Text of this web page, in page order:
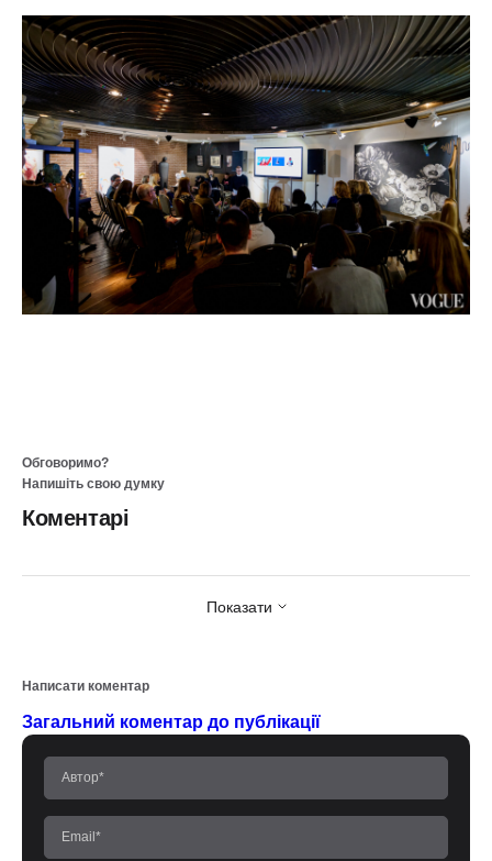
Обговоримо?
Напишіть свою думку
Коментарі
Показати
Написати коментар
Загальний коментар до публікації